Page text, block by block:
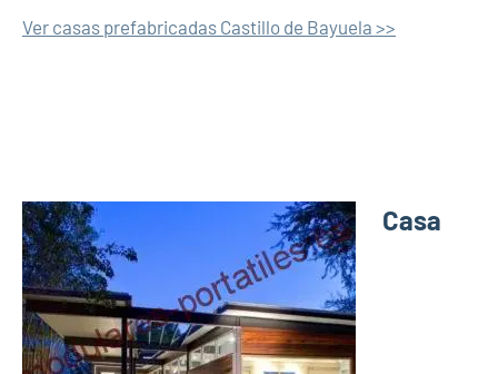
Ver casas prefabricadas Castillo de Bayuela >>
Casa